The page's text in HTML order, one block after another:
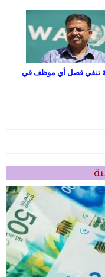
تنفي فصل أي موظف في